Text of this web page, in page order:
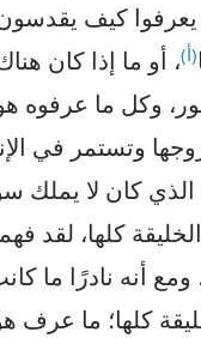
كيف يقدسون
(أ)، أو ما إذا كان
وكل ما عرفوه
وتستمر في
كان لا يملك
كلها، لقد
أنه نادرًا ما
كلها؛ ما عرف